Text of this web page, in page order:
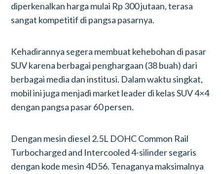
diperkenalkan harga mulai Rp 300 jutaan, terasa
sangat kompetitif di pangsa pasarnya.
Kehadirannya segera membuat kehebohan di pasar
SUV karena berbagai penghargaan (38 buah) dari
berbagai media dan institusi. Dalam waktu singkat,
mobil ini juga menjadi market leader di kelas SUV 4×4
dengan pangsa pasar 60 persen.
Dengan mesin diesel 2.5L DOHC Common Rail
Turbocharged and Intercooled 4-silinder segaris
dengan kode mesin 4D56. Tenaganya maksimalnya